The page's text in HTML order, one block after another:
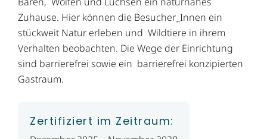
Zuhause. Hier können die Besucher_Innen ein
stückweit Natur erleben und Wildtiere in ihrem
Verhalten beobachten. Die Wege der Einrichtung
sind barrierefrei sowie ein barrierefrei konzipierten
Gastraum.
Zertifiziert im Zeitraum: